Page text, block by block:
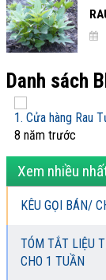
Danh sách
1. Cửa hàng Rau
8 năm trước
Xem nhiều
KÊU GỌI BÁN/
TÓM TẮT LIỆU
CHO 1 TUẦN